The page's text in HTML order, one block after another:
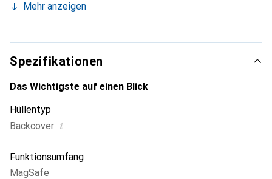
unverzichtbaren Accessoire für Ihr Smartphone.
die Marke Noreve eine sichere Wahl für eine
anspruchsvolle Kundschaft.
Mehr anzeigen
Spezifikationen
Das Wichtigste auf einen Blick
Hüllentyp
Backcover i
Funktionsumfang
MagSafe